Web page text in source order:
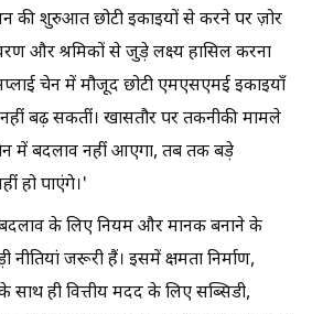
की शुरुआत छोटी इकाइयों से करने पर ज़ोर
और श्रमिकों से जुड़े लक्ष्य हासिल करना
चेन में मौजूद छोटी एमएसएमई इकाइयाँ
बढ़ सकतीं। खासतौर पर तकनीकी मामले
में बदलाव नहीं आएगा, तब तक बड़े
हो पाएंगे।'
के लिए नियम और मानक बनाने के
जरूरी हैं। इसमें क्षमता निर्माण,
साथ ही वित्तीय मदद के लिए सब्सिडी,